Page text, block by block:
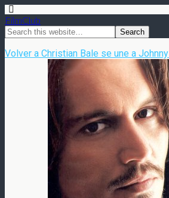
FilmClub
Volver a Christian Bale se une a